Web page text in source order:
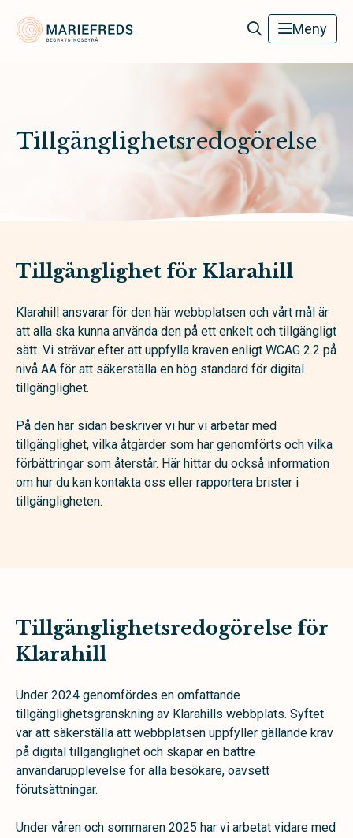
Mariefreds Begravningsbyrå Meny
Tillgänglighetsredogörelse
Tillgänglighet för Klarahill
Klarahill ansvarar för den här webbplatsen och vårt mål är
att alla ska kunna använda den på ett enkelt och tillgängligt
sätt. Vi strävar efter att uppfylla kraven enligt WCAG 2.2 på
nivå AA för att säkerställa en hög standard för digital
tillgänglighet.
På den här sidan beskriver vi hur vi arbetar med
tillgänglighet, vilka åtgärder som har genomförts och vilka
förbättringar som återstår. Här hittar du också information
om hur du kan kontakta oss eller rapportera brister i
tillgängligheten.
Tillgänglighetsredogörelse för
Klarahill
Under 2024 genomfördes en omfattande
tillgänglighetsgranskning av Klarahills webbplats. Syftet
var att säkerställa att webbplatsen uppfyller gällande krav
på digital tillgänglighet och skapar en bättre
användarupplevelse för alla besökare, oavsett
förutsättningar.
Under våren och sommaren 2025 har vi arbetat vidare med